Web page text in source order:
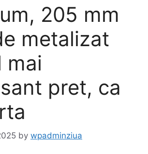
205 mm
metalizat
mai
pret, ca
by wpadminziua